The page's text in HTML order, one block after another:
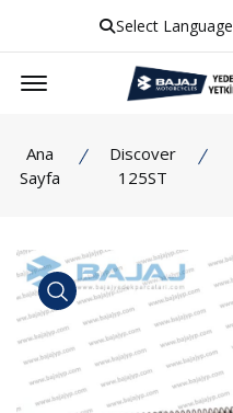
Select Language
Ana
Sayfa
Discover
125ST
İncele